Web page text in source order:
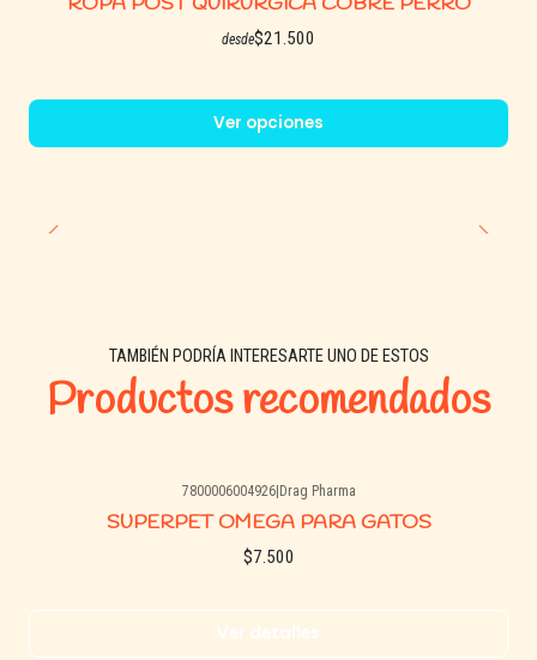
desde$21.500
Ver opciones
TAMBIÉN PODRÍA INTERESARTE UNO DE ESTOS
Productos recomendados
7800006004926|Drag Pharma
SUPERPET OMEGA PARA GATOS
$7.500
Ver detalles